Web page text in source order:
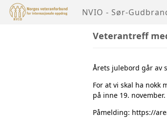
NVIO - Sør-
Veterantreff
Årets julebord går av
For at vi skal ha nokk
på inne 19. november.
Påmelding: https://